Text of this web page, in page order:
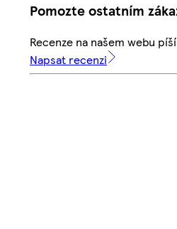
Pomozte ostatním
Recenze na našem webu
Napsat recenzi